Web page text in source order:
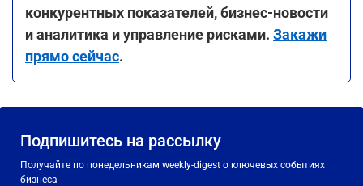
конкурентных показателей,бизнес-новости
и аналитика и управление рисками. Закажи
прямо сейчас.
Подпишитесь на рассылку
Получайте по понедельникам weekly-digest о ключевых событиях
бизнеса